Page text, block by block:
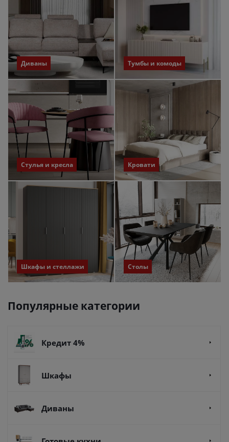
Диваны Тумбы и комоды
Стулья и кресла Кровати
Шкафы и стеллажи Столы
Популярные категории
Кредит 4%
Шкафы
Диваны